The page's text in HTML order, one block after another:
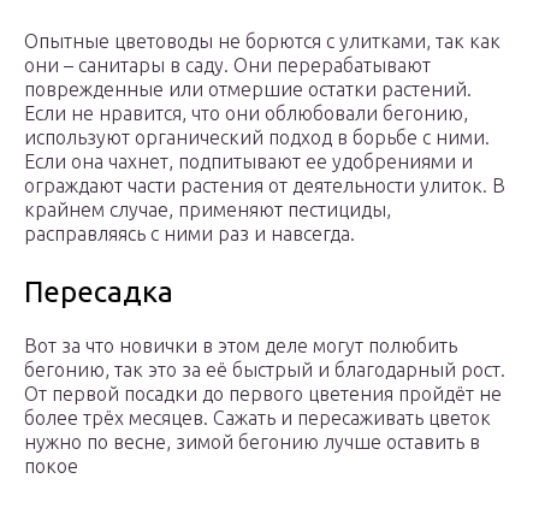
Опытные цветоводы не борются с улитками, так как
они – санитары в саду. Они перерабатывают
поврежденные или отмершие остатки растений.
Если не нравится, что они облюбовали бегонию,
используют органический подход в борьбе с ними.
Если она чахнет, подпитывают ее удобрениями и
ограждают части растения от деятельности улиток. В
крайнем случае, применяют пестициды,
расправляясь с ними раз и навсегда.
Пересадка
Вот за что новички в этом деле могут полюбить
бегонию, так это за её быстрый и благодарный рост.
От первой посадки до первого цветения пройдёт не
более трёх месяцев. Сажать и пересаживать цветок
нужно по весне, зимой бегонию лучше оставить в
покое